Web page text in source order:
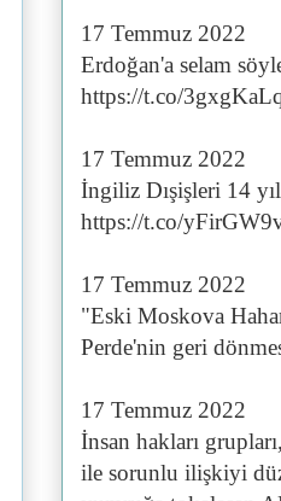
17 Temmuz 2022
Erdoğan'a selam
https://t.co/
17 Temmuz 2022
İngiliz Dışişleri 14
https://t.co/
17 Temmuz 2022
"Eski Moskova
Perde'nin geri
17 Temmuz 2022
İnsan hakları
ile sorunlu ilişkiyi